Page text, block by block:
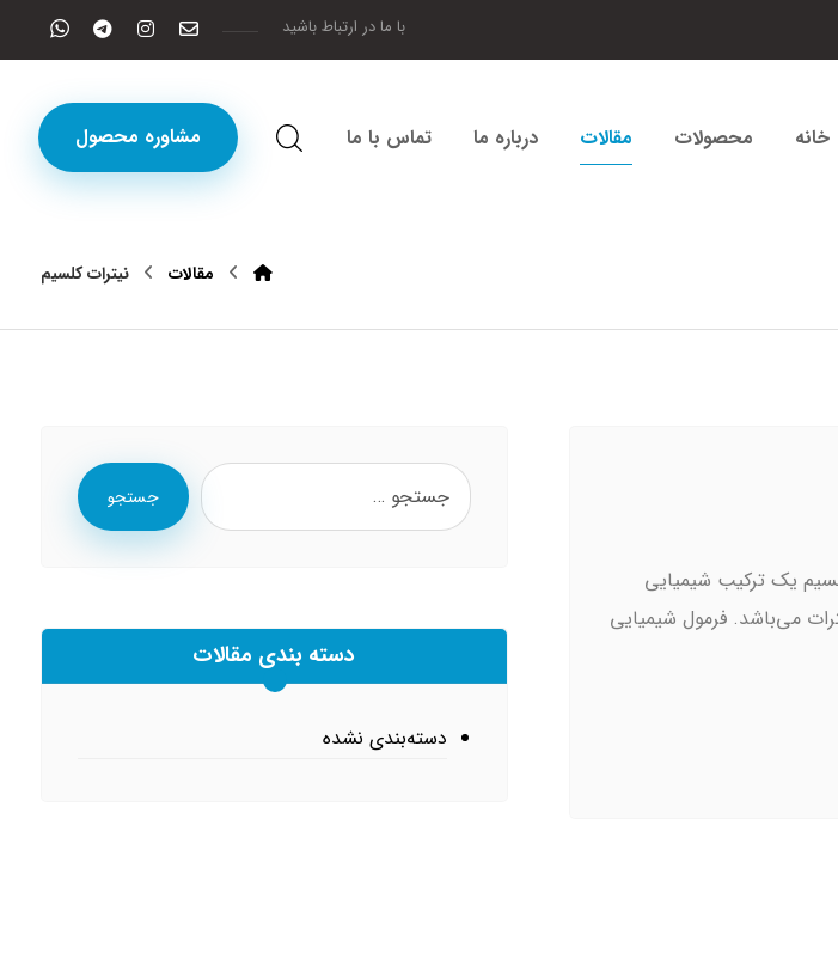
با ما در ارتباط باشید
مشاوره محصول خانه محصولات مقالات درباره ما تماس با ما
مقالات نیترات کلسیم
یک ترکیب شیمیایی
می‌باشد. فرمول شیمیایی
جستجو
دسته بندی مقالات
دسته‌بندی نشده